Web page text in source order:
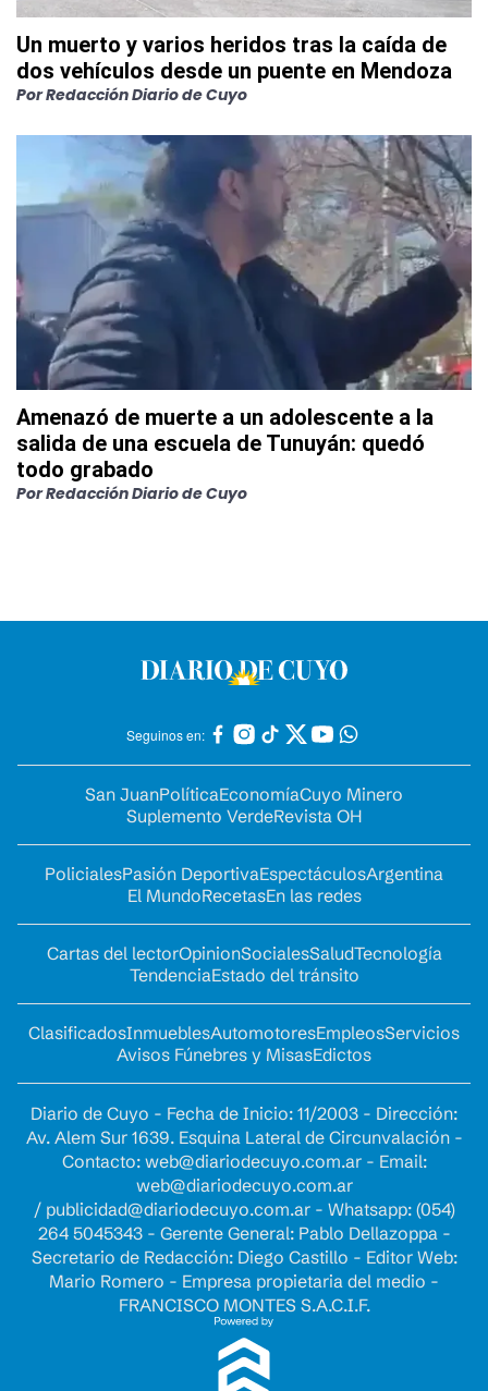
Un muerto y varios heridos tras la caída de
dos vehículos desde un puente en Mendoza
PorRedacción Diario de Cuyo
Amenazó de muerte a un adolescente a la
salida de una escuela de Tunuyán: quedó
todo grabado
PorRedacción Diario de Cuyo
Seguinos en:
San JuanPolíticaEconomíaCuyo Minero
Suplemento VerdeRevista OH
PolicialesPasión DeportivaEspectáculosArgentina
El MundoRecetasEn las redes
Cartas del lectorOpinionSocialesSaludTecnología
TendenciaEstado del tránsito
ClasificadosInmueblesAutomotoresEmpleosServicios
Avisos Fúnebres y MisasEdictos
Diario de Cuyo - Fecha de Inicio: 11/2003 - Dirección:
Av. Alem Sur 1639. Esquina Lateral de Circunvalación -
Contacto: web@diariodecuyo.com.ar- Email:
web@diariodecuyo.com.ar
/ publicidad@diariodecuyo.com.ar- Whatsapp: (054)
264 5045343 - Gerente General: Pablo Dellazoppa -
Secretario de Redacción: Diego Castillo - Editor Web:
Mario Romero - Empresa propietaria del medio -
FRANCISCO MONTES S.A.C.I.F.